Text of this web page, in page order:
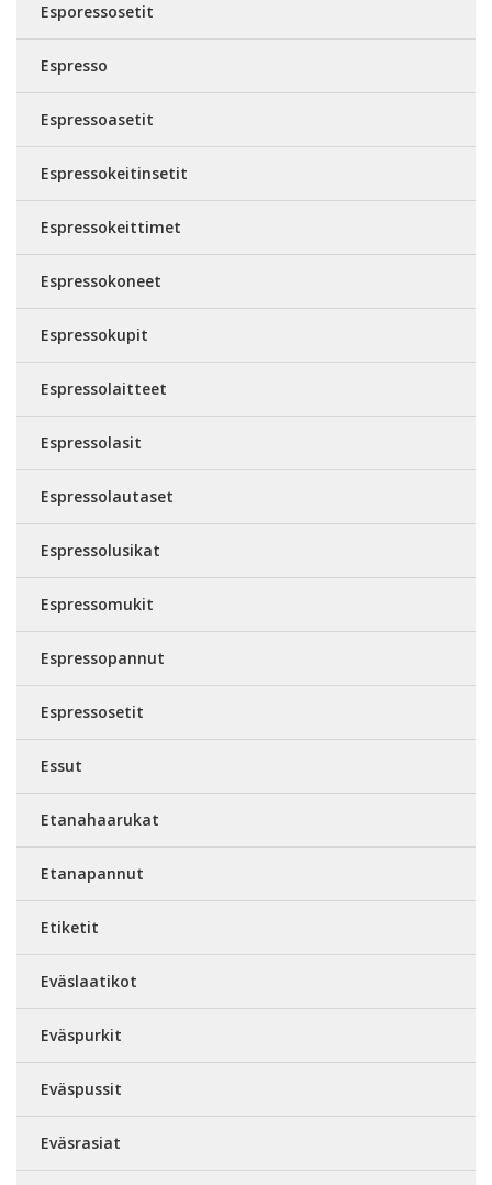
Esporessosetit
Espresso
Espressoasetit
Espressokeitinsetit
Espressokeittimet
Espressokoneet
Espressokupit
Espressolaitteet
Espressolasit
Espressolautaset
Espressolusikat
Espressomukit
Espressopannut
Espressosetit
Essut
Etanahaarukat
Etanapannut
Etiketit
Eväslaatikot
Eväspurkit
Eväspussit
Eväsrasiat